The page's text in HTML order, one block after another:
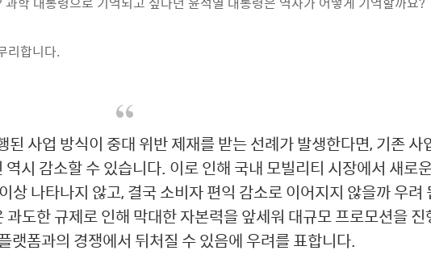
리합니다.
사업 방식이 중대 위반 제재를 받는 선례가 발생한다면, 기존 사
시 감소할 수 있습니다. 이로 인해 국내 모빌리티 시장에서 새로
상 나타나지 않고, 결국 소비자 편익 감소로 이어지지 않을까 우려
도한 규제로 인해 막대한 자본력을 앞세워 대규모 프로모션을
랫폼과의 경쟁에서 뒤처질 수 있음에 우려를 표합니다.